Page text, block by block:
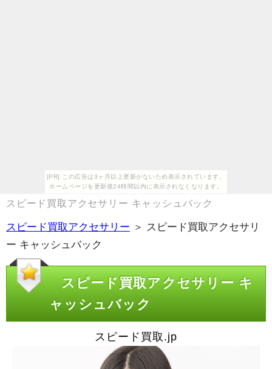
[PR] この広告は3ヶ月以上更新がないため表示されています。
ホームページを更新後24時間以内に表示されなくなります。
スピード買取アクセサリー キャッシュバック
スピード買取アクセサリー ＞ スピード買取アクセサリ
ー キャッシュバック
スピード買取アクセサリー キ
ャッシュバック
スピード買取.jp